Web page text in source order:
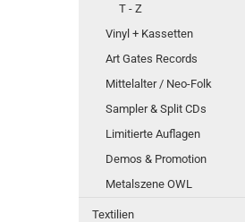
T - Z
Vinyl + Kassetten
Art Gates Records
Mittelalter / Neo-Folk
Sampler & Split CDs
Limitierte Auflagen
Demos & Promotion
Metalszene OWL
Textilien